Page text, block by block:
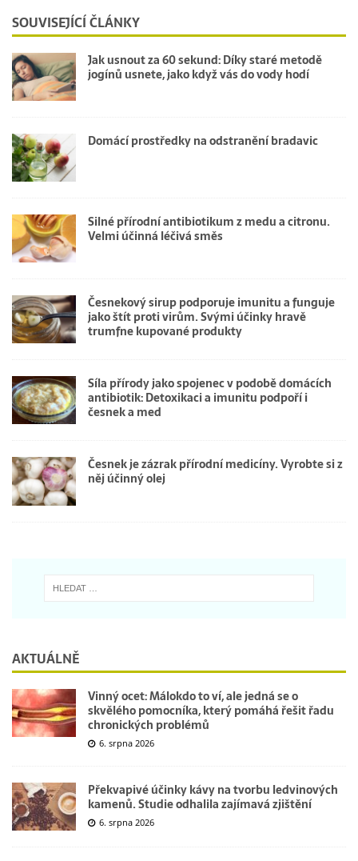
SOUVISEJÍCÍ ČLÁNKY
Jak usnout za 60 sekund: Díky staré metodě
jogínů usnete, jako když vás do vody hodí
Domácí prostředky na odstranění bradavic
Silné přírodní antibiotikum z medu a citronu.
Velmi účinná léčivá směs
Česnekový sirup podporuje imunitu a funguje
jako štít proti virům. Svými účinky hravě
trumfne kupované produkty
Síla přírody jako spojenec v podobě domácích
antibiotik: Detoxikaci a imunitu podpoří i
česnek a med
Česnek je zázrak přírodní medicíny. Vyrobte si z
něj účinný olej
AKTUÁLNĚ
Vinný ocet: Málokdo to ví, ale jedná se o
skvělého pomocníka, který pomáhá řešit řadu
chronických problémů
6. srpna 2026
Překvapivé účinky kávy na tvorbu ledvinových
kamenů. Studie odhalila zajímavá zjištění
6. srpna 2026